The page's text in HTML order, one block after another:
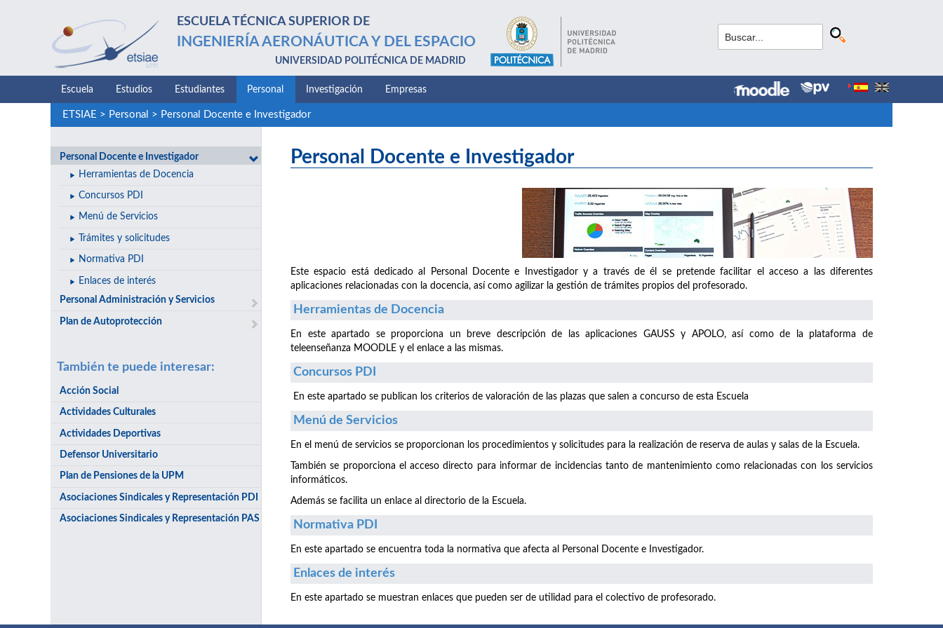
ESCUELA TÉCNICA SUPERIOR DE
INGENIERÍA AERONÁUTICA Y DEL ESPACIO
UNIVERSIDAD POLITÉCNICA DE MADRID
Escuela Estudios Estudiantes Personal Investigación Empresas
ETSIAE > Personal > Personal Docente e Investigador
Personal Docente e Investigador
Herramientas de Docencia
Concursos PDI
Menú de Servicios
Trámites y solicitudes
Normativa PDI
Enlaces de interés
Personal Administración y Servicios
Plan de Autoprotección
También te puede interesar:
Acción Social
Actividades Culturales
Actividades Deportivas
Defensor Universitario
Plan de Pensiones de la UPM
Asociaciones Sindicales y Representación PDI
Asociaciones Sindicales y Representación PAS
Personal Docente e Investigador
Este espacio está dedicado al Personal Docente e Investigador y a través de él se pretende facilitar el acceso a las diferentes
aplicaciones relacionadas con la docencia, así como agilizar la gestión de trámites propios del profesorado.
Herramientas de Docencia
En este apartado se proporciona un breve descripción de las aplicaciones GAUSS y APOLO, así como de la plataforma de
teleenseñanza MOODLE y el enlace a las mismas.
Concursos PDI
En este apartado se publican los criterios de valoración de las plazas que salen a concurso de esta Escuela
Menú de Servicios
En el menú de servicios se proporcionan los procedimientos y solicitudes para la realización de reserva de aulas y salas de la Escuela.
También se proporciona el acceso directo para informar de incidencias tanto de mantenimiento como relacionadas con los servicios
informáticos.
Además se facilita un enlace al directorio de la Escuela.
Normativa PDI
En este apartado se encuentra toda la normativa que afecta al Personal Docente e Investigador.
Enlaces de interés
En este apartado se muestran enlaces que pueden ser de utilidad para el colectivo de profesorado.